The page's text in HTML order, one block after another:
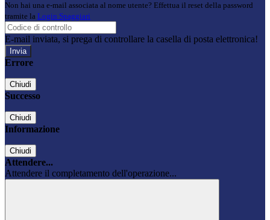
Non hai una e-mail associata al nome utente? Effettua il reset della password
tramite la Login Spaggiari
E-mail inviata, si prega di controllare la casella di posta elettronica!
Errore
Chiudi
Successo
Chiudi
Informazione
Chiudi
Attendere...
Attendere il completamento dell'operazione...